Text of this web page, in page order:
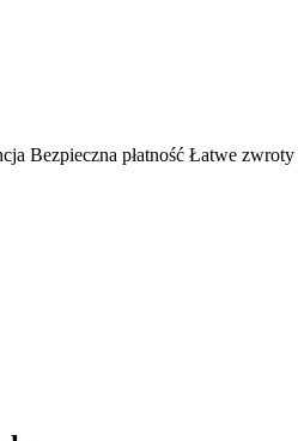
Bezpieczna płatność Łatwe zwroty